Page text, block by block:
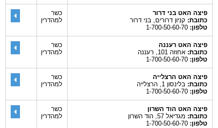
פיצה האט בני דרור
כתובת:קניון דרורים, בני דרור
טלפון:1-700-50-60-70
כשר
למהדרין
פיצה האט רעננה
כתובת:אחוזה 101, רעננה
טלפון:1-700-50-60-70
כשר
למהדרין
פיצה האט הרצלייה
כתובת:בלינסון 1, הרצלייה
טלפון:1-700-50-60-70
כשר
למהדרין
פיצה האט הוד השרון
כתובת:מגדיאל 57, הוד השרון
טלפון:1-700-50-60-70
כשר
למהדרין